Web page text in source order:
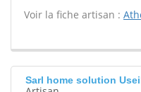
Voir la fiche artisan :
Sarl home solution